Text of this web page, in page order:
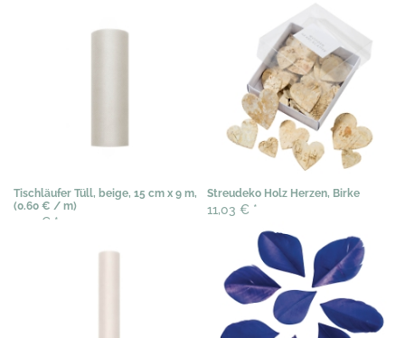
Tischläufer Tüll, beige, 15 cm x 9 m,
(0.60 € / m)
2,99 € *
Streudeko Holz Herzen, Birke
11,03 € *